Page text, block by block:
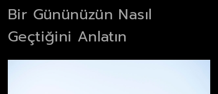
Bir Gününüzün Nasıl
Geçtiğini Anlatın